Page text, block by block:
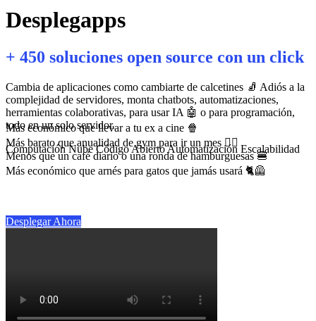
Desplegapps
+ 450 soluciones open source con un click
Cambia de aplicaciones como cambiarte de calcetines 🧦 Adiós a la
complejidad de servidores, monta chatbots, automatizaciones,
herramientas colaborativas, para usar IA 🤖 o para programación,
todo en un solo servidor.
Computación NubeCódigo AbiertoAutomatización Escalabilidad
Más económico que llevar a tu ex a cine 🍿
Más barato que anualidad de gym para ir un mes 🏋🏼
Menos que un café diario o una ronda de hamburguesas 🍔
Más económico que arnés para gatos que jamás usará 🐈🦺
Desplegar Ahora